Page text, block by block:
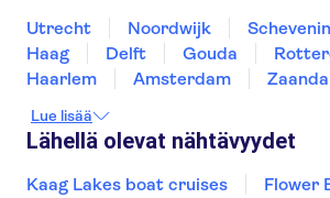
Utrecht Noordwijk
Haag
Delft Gouda
Haarlem
Amsterdam
Lue lisää
Lähellä olevat nähtävyydet
Kaag Lakes boat cruises
Flower